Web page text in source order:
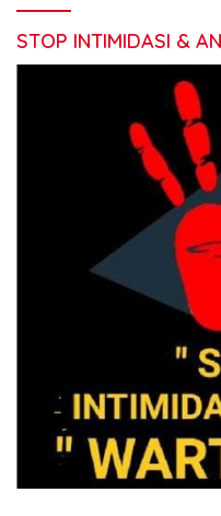
STOP INTIMIDASI &